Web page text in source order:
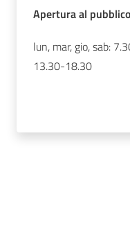
Apertura al pubblico
lun, mar, gio, sab:
13.30-18.30